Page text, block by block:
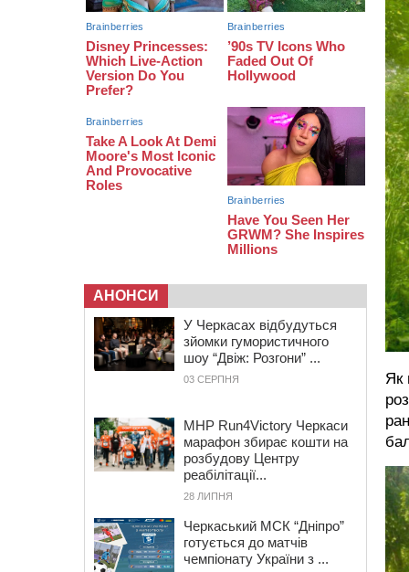
Як
16:16 У Дахнівському лісництві
екоінспектори натрапили на
незаконне будівництво
15:38
У лікарні померла жінка, яку на
Черкаському районі збила автівка
15:08 Від Чернівців до Бакоти: пів сотні
працівників “Черкасиобленерго”
побували у мандрівці
АНОНСИ
У Черкасах відбудуться
зйомки гумористичного
шоу “Двіж: Розгони” ...
03 СЕРПНЯ
MHP Run4Victory Черкаси
марафон збирає кошти на
розбудову Центру
реабілітації...
28 ЛИПНЯ
Черкаський МСК “Дніпро”
готується до матчів
чемпіонату України з ...